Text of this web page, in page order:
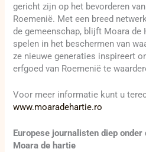
gericht zijn op het bevorderen
Roemenië. Met een breed
de gemeenschap, blijft Moara de
spelen in het beschermen van
ze nieuwe generaties inspireert
erfgoed van Roemenië te
Voor meer informatie kunt u
www.moaradehartie.ro
Europese journalisten diep
Moara de hartie